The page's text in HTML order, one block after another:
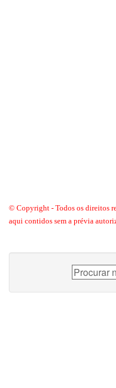
© Copyright - Todos os direitos
aqui contidos sem a prévia